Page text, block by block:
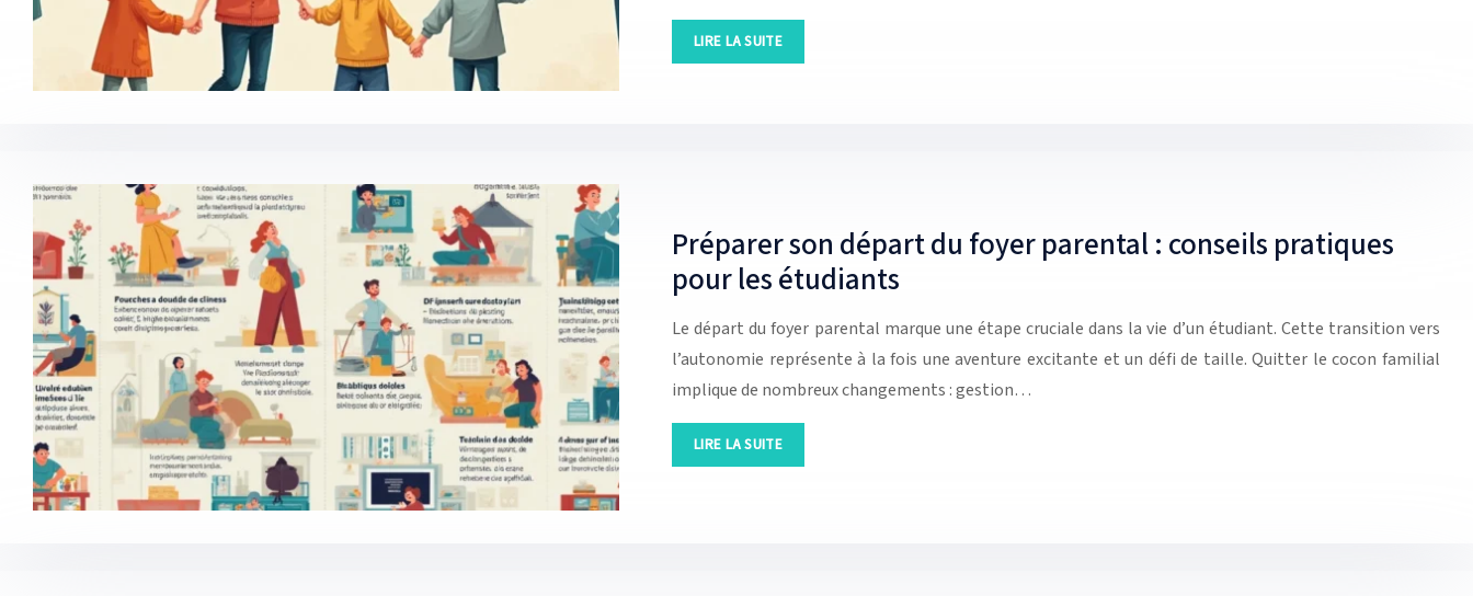
LIRE LA SUITE
Préparer son départ du foyer parental : conseils pratiques
pour les étudiants
Le départ du foyer parental marque une étape cruciale dans la vie d’un étudiant. Cette transition vers
l’autonomie représente à la fois une aventure excitante et un défi de taille. Quitter le cocon familial
implique de nombreux changements : gestion…
LIRE LA SUITE